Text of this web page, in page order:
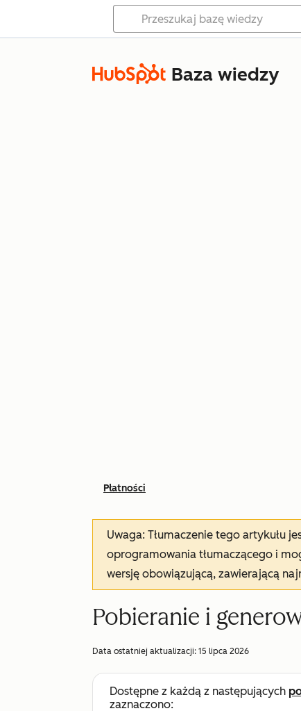
Baza wiedzy
Płatności
Uwaga: Tłumaczenie tego artykułu
oprogramowania tłumaczącego i
wersję obowiązującą, zawierającą
Pobieranie i
Data ostatniej aktualizacji: 15 lipca 2026
Dostępne z każdą z następujących
zaznaczono: